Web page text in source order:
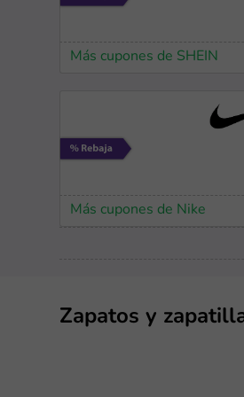
Más cupones de SHEIN
Más cupones de Nike
Zapatos y